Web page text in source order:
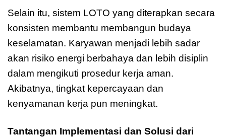
Selain itu, sistem LOTO yang diterapkan secara
konsisten membantu membangun budaya
keselamatan. Karyawan menjadi lebih sadar
akan risiko energi berbahaya dan lebih disiplin
dalam mengikuti prosedur kerja aman.
Akibatnya, tingkat kepercayaan dan
kenyamanan kerja pun meningkat.
Tantangan Implementasi dan Solusi dari